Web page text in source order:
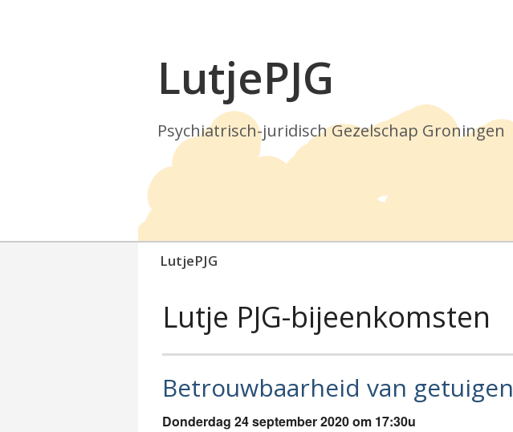
LutjePJG
Psychiatrisch-juridisch Gezelschap Groningen
LutjePJG
Lutje PJG-bijeenkomsten
Betrouwbaarheid van getuigen
Donderdag 24 september 2020 om 17:30u